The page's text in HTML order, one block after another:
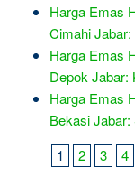
Harga Emas
Cimahi
Harga Emas
Depok Jabar:
Harga Emas
Bekasi Jabar:
1
2 3 4